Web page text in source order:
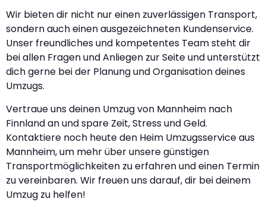
Wir bieten dir nicht nur einen zuverlässigen Transport,
sondern auch einen ausgezeichneten Kundenservice.
Unser freundliches und kompetentes Team steht dir
bei allen Fragen und Anliegen zur Seite und unterstützt
dich gerne bei der Planung und Organisation deines
Umzugs.
Vertraue uns deinen Umzug von Mannheim nach
Finnland an und spare Zeit, Stress und Geld.
Kontaktiere noch heute den Heim Umzugsservice aus
Mannheim, um mehr über unsere günstigen
Transportmöglichkeiten zu erfahren und einen Termin
zu vereinbaren. Wir freuen uns darauf, dir bei deinem
Umzug zu helfen!